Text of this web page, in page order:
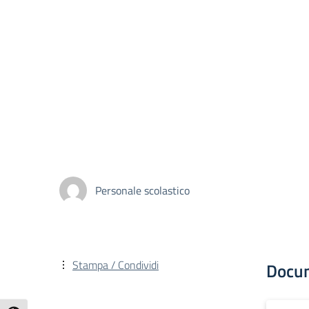
Personale scolastico
Stampa / Condividi